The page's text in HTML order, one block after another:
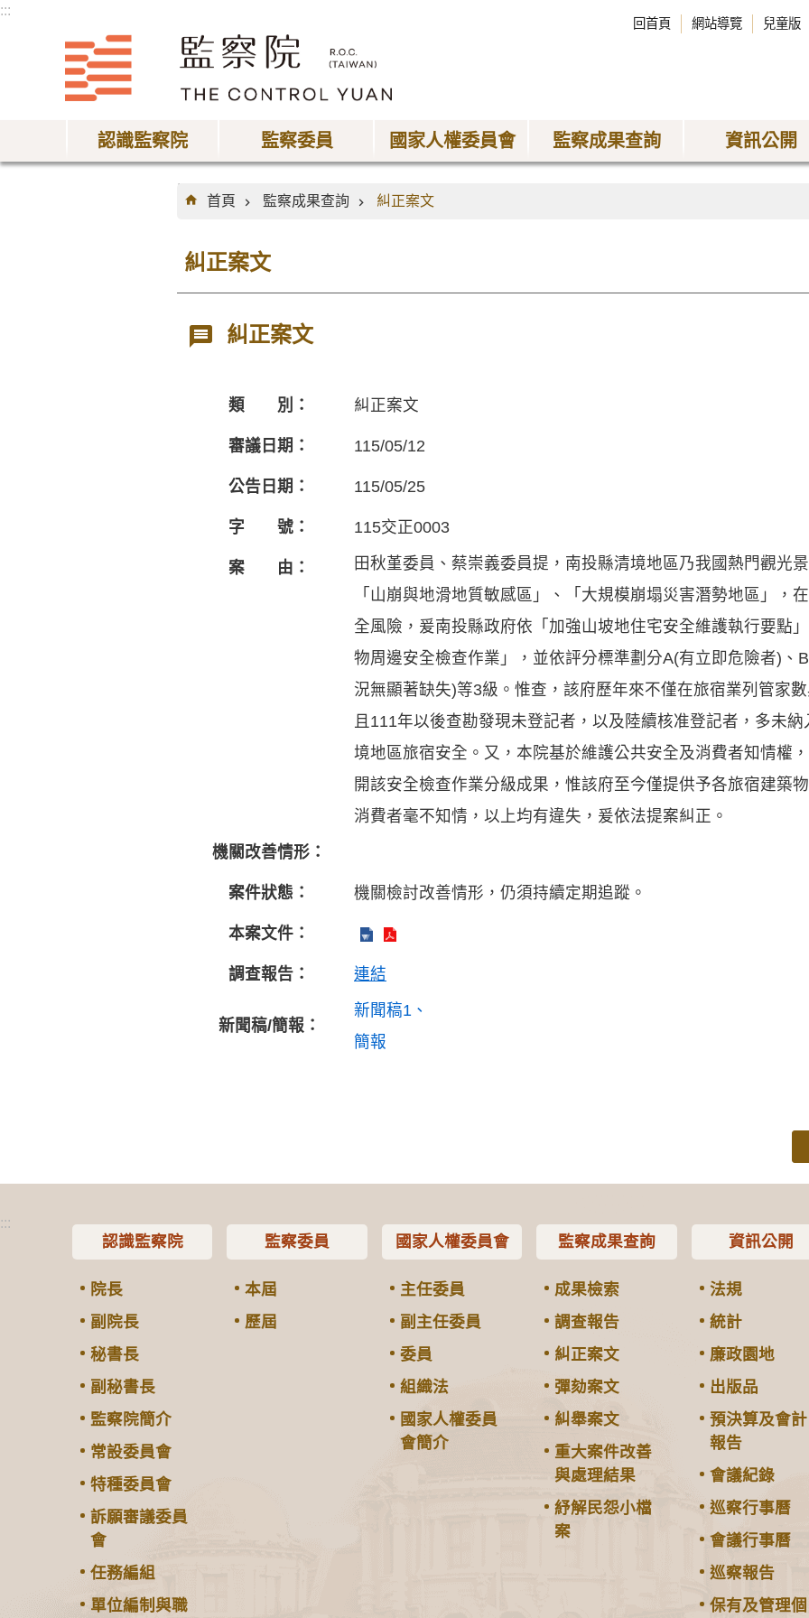
:::
回首頁 網站導覽 兒童版
認識監察院 監察委員 國家人權委員會 監察成果查詢 資訊公開
:::
首頁
監察成果查詢 糾正案文
糾正案文
糾正案文
類 別： 糾正案文
審議日期： 115/05/12
公告日期： 115/05/25
字 號： 115交正0003
案 由：
田秋堇委員、蔡崇義委員提，南投縣清境地區乃我國熱門觀光
「山崩與地滑地質敏感區」、「大規模崩塌災害潛勢地區」，
全風險，爰南投縣政府依「加強山坡地住宅安全維護執行要點
物周邊安全檢查作業」，並依評分標準劃分A(有立即危險者)、
況無顯著缺失)等3級。惟查，該府歷年來不僅在旅宿業列管家
且111年以後查勘發現未登記者，以及陸續核准登記者，多未
境地區旅宿安全。又，本院基於維護公共安全及消費者知情權
開該安全檢查作業分級成果，惟該府至今僅提供予各旅宿建築
消費者毫不知情，以上均有違失，爰依法提案糾正。
機關改善情形：
案件狀態： 機關檢討改善情形，仍須持續定期追蹤。
本案文件：
調查報告： 連結
新聞稿/簡報：
新聞稿1
簡報
:::
認識監察院
院長
副院長
秘書長
副秘書長
監察院簡介
常設委員會
特種委員會
訴願審議委員
會
任務編組
單位編制與職
監察委員
本屆
歷屆
國家人權委員會
主任委員
副主任委員
委員
組織法
國家人權委員
會簡介
監察成果查詢
成果檢索
調查報告
糾正案文
彈劾案文
糾舉案文
重大案件改善
與處理結果
紓解民怨小檔
案
資訊公開
法規
統計
廉政園地
出版品
預決算及會計
報告
會議紀錄
巡察行事曆
會議行事曆
巡察報告
保有及管理個